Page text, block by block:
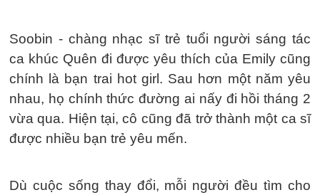
Soobin - chàng nhạc sĩ trẻ tuổi người sáng tác
ca khúc Quên đi được yêu thích của Emily cũng
chính là bạn trai hot girl. Sau hơn một năm yêu
nhau, họ chính thức đường ai nấy đi hồi tháng 2
vừa qua. Hiện tại, cô cũng đã trở thành một ca sĩ
được nhiều bạn trẻ yêu mến.
Dù cuộc sống thay đổi, mỗi người đều tìm cho